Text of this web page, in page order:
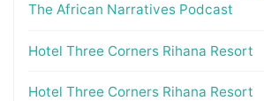
The African Narratives Podcast
Hotel Three Corners Rihana Resort
Hotel Three Corners Rihana Resort